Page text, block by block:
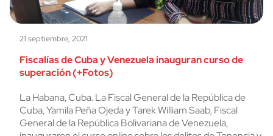
21 septiembre, 2021
Fiscalías de Cuba y Venezuela inauguran curso de
superación (+Fotos)
La Habana, Cuba. La Fiscal General de la República de
Cuba, Yamila Peña Ojeda y Tarek William Saab, Fiscal
General de la República Bolivariana de Venezuela,